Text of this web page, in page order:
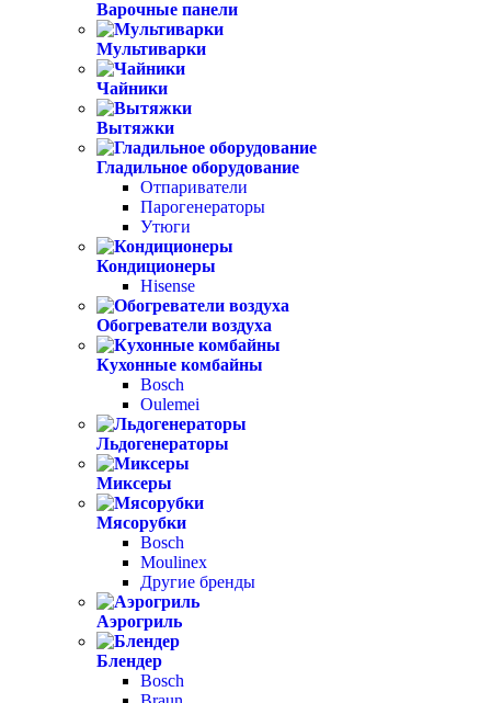
Варочные панели
Мультиварки
Чайники
Вытяжки
Гладильное оборудование
Отпариватели
Парогенераторы
Утюги
Кондиционеры
Hisense
Обогреватели воздуха
Кухонные комбайны
Bosch
Oulemei
Льдогенераторы
Миксеры
Мясорубки
Bosch
Moulinex
Другие бренды
Аэрогриль
Блендер
Bosch